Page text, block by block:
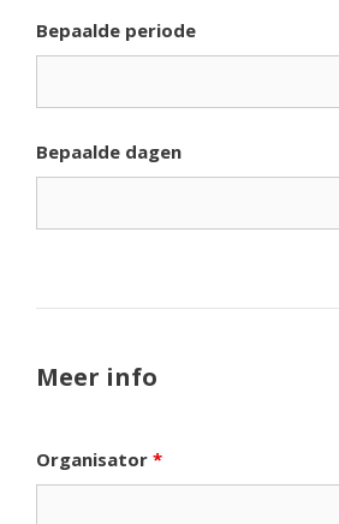
Bepaalde periode
Bepaalde dagen
Meer info
Organisator *